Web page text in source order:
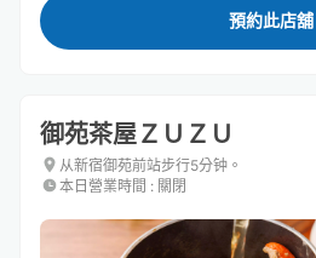
預約此店舖
御苑茶屋ＺＵＺＵ
从新宿御苑前站步行5分钟。
本日營業時間 : 關閉